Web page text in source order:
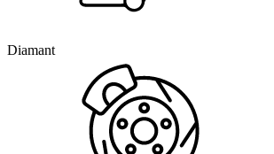
Diamant